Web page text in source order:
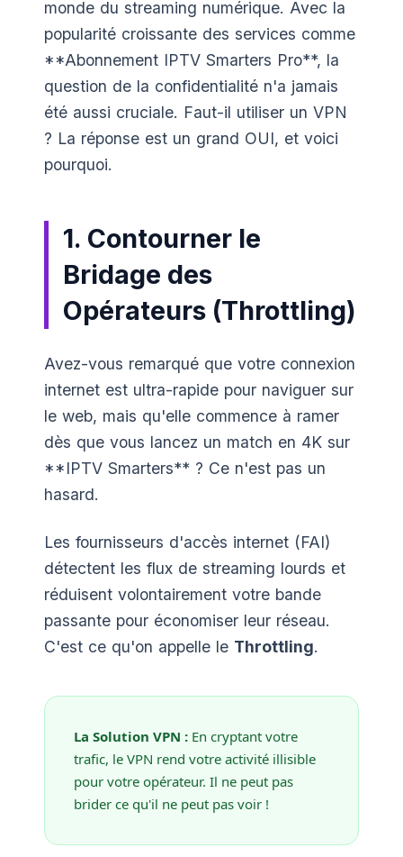
monde du streaming numérique. Avec la
popularité croissante des services comme
**Abonnement IPTV Smarters Pro**, la
question de la confidentialité n'a jamais
été aussi cruciale. Faut-il utiliser un VPN
? La réponse est un grand OUI, et voici
pourquoi.
1. Contourner le
Bridage des
Opérateurs (Throttling)
Avez-vous remarqué que votre connexion
internet est ultra-rapide pour naviguer sur
le web, mais qu'elle commence à ramer
dès que vous lancez un match en 4K sur
**IPTV Smarters** ? Ce n'est pas un
hasard.
Les fournisseurs d'accès internet (FAI)
détectent les flux de streaming lourds et
réduisent volontairement votre bande
passante pour économiser leur réseau.
C'est ce qu'on appelle le Throttling.
La Solution VPN : En cryptant votre
trafic, le VPN rend votre activité illisible
pour votre opérateur. Il ne peut pas
brider ce qu'il ne peut pas voir !